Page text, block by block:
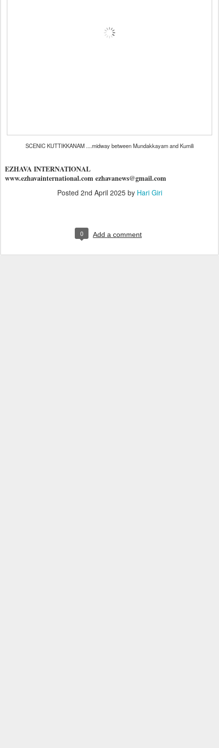
SCENIC KUTTIKKANAM ....midway between Mundakkayam and Kumili
EZHAVA INTERNATIONAL
www.ezhavainternational.com ezhavanews@gmail.com
Posted 2nd April 2025by Hari Giri
0 Add a comment